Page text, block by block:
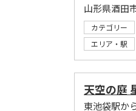
山形県酒田
カテゴリー
エリア・駅
天空の庭
東池袋駅か